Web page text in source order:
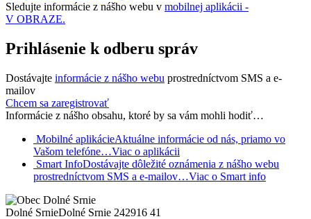
Sledujte informácie z nášho webu v mobilnej aplikácii -
V OBRAZE.
Prihlásenie k odberu správ
Dostávajte informácie z nášho webu prostredníctvom SMS a e-
mailov
Chcem sa zaregistrovať
Informácie z nášho obsahu, ktoré by sa vám mohli hodiť…
Mobilné aplikácieAktuálne informácie od nás, priamo vo
Vašom telefóne…Viac o aplikácii
Smart InfoDostávajte dôležité oznámenia z nášho webu
prostredníctvom SMS a e-mailov…Viac o Smart info
Dolné SrnieDolné Srnie 242916 41